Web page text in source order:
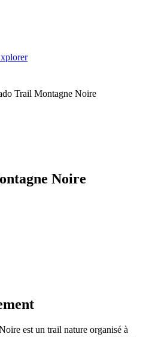
Trail Montagne Noire
Noire
est un trail nature organisé à